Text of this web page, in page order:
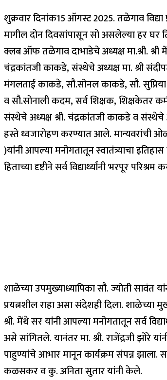
शुक्रवार दिनांक15 ऑगस्ट 2025. तळेगाव
मागील दोन दिवसांपासून सो असलेल्या हर घर
क्लब ऑफ तळेगाव दाभाडेचे अध्यक्ष मा.श्री.
चंद्रकांतजी काकडे, संस्थेचे अध्यक्ष मा. श्री
मंगलताई काकडे, सौ.सोनल काकडे, सौ. सुप्रिया
व सौ.सोनाली कदम, सर्व शिक्षक, शिक्षकेतर
संस्थेचे अध्यक्ष श्री. चंद्रकांतजी काकडे व
हस्ते ध्वजारोहण करण्यात आले. मान्यवरांची
)यांनी आपल्या मनोगतातून स्वातंत्र्याचा
हिताच्या दृष्टीने सर्व विद्यार्थ्यांनी भरपूर
शाळेच्या उपमुख्याध्यापिका सौ. ज्योती सावंत
प्रयत्नशील राहा असा संदेशही दिला. शाळेच्या
श्री. मेंथे सर यांनी आपल्या मनोगतातून सर्व
असे सांगितले. यानंतर मा. श्री. राजेंद्रजी झोरे
पाहुण्यांचे आभार मानून कार्यक्रम संपन्न झाला.
कळसकर व कु. अनिता सुतार यांनी केले.